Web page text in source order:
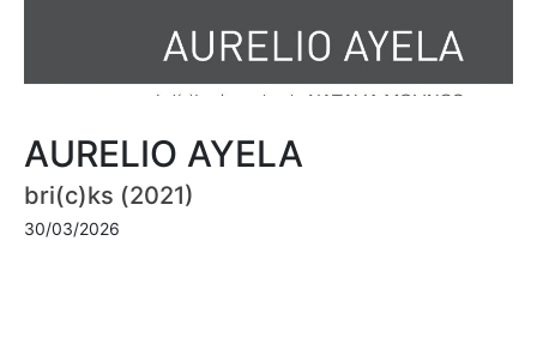
AURELIO AYELA
bri(c)ks (2021)
30/03/2026